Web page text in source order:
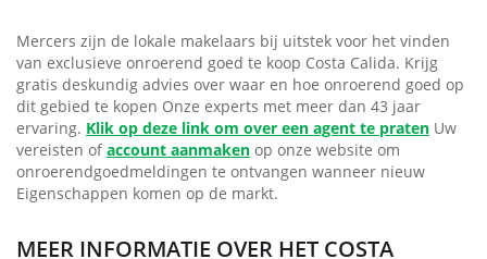
Mercers zijn de lokale makelaars bij uitstek voor het vinden
van exclusieve onroerend goed te koop Costa Calida. Krijg
gratis deskundig advies over waar en hoe onroerend goed op
dit gebied te kopen Onze experts met meer dan 43 jaar
ervaring. Klik op deze link om over een agent te praten Uw
vereisten ofaccount aanmaken op onze website om
onroerendgoedmeldingen te ontvangen wanneer nieuw
Eigenschappen komen op de markt.
MEER INFORMATIE OVER HET COSTA